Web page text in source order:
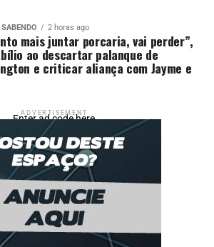
coletas de sangue durante a
na capital
de usina hidrelétrica que
em Mato Grosso
2 horas ago
mais juntar porcaria, vai perder”,
ao descartar palanque de
e criticar aliança com Jayme e
ADVERTISEMENT
Enter ad code here